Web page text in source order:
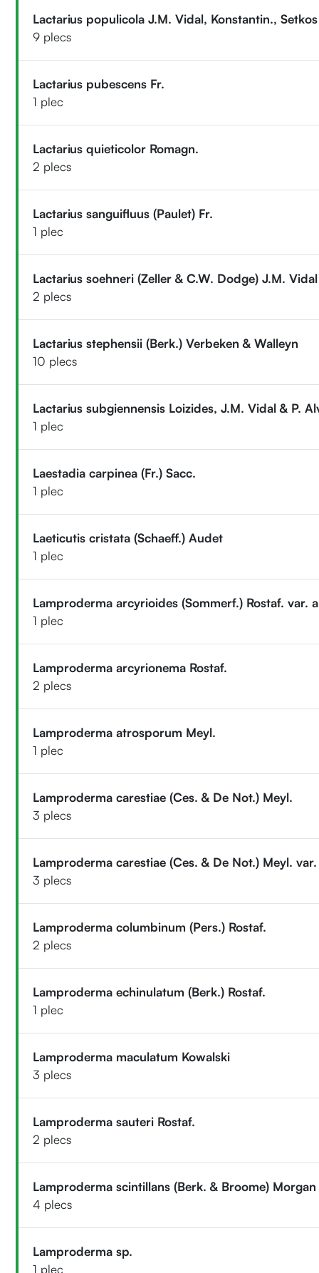
Lactarius populicola J.M. Vidal, Konstantin.,
9 plecs
Lactarius pubescens Fr.
1 plec
Lactarius quieticolor Romagn.
2 plecs
Lactarius sanguifluus (Paulet) Fr.
1 plec
Lactarius soehneri (Zeller & C.W. Dodge) J.M.
2 plecs
Lactarius stephensii (Berk.) Verbeken & Walleyn
10 plecs
Lactarius subgiennensis Loizides, J.M. Vidal & P.
1 plec
Laestadia carpinea (Fr.) Sacc.
1 plec
Laeticutis cristata (Schaeff.) Audet
1 plec
Lamproderma arcyrioides (Sommerf.) Rostaf. var.
1 plec
Lamproderma arcyrionema Rostaf.
2 plecs
Lamproderma atrosporum Meyl.
1 plec
Lamproderma carestiae (Ces. & De Not.) Meyl.
3 plecs
Lamproderma carestiae (Ces. & De Not.) Meyl.
3 plecs
Lamproderma columbinum (Pers.) Rostaf.
2 plecs
Lamproderma echinulatum (Berk.) Rostaf.
1 plec
Lamproderma maculatum Kowalski
3 plecs
Lamproderma sauteri Rostaf.
2 plecs
Lamproderma scintillans (Berk. & Broome) Morgan
4 plecs
Lamproderma sp.
1 plec